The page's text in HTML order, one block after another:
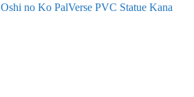
Oshi no Ko PalVerse PVC Statue Kana